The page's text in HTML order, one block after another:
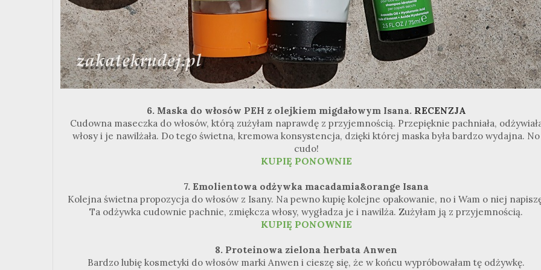
6. Maska do włosów PEH z olejkiem migdałowym Isana. RECENZJA
Cudowna maseczka do włosów, którą zużyłam naprawdę z przyjemnością. Przepięknie pachniała,
włosy i je nawilżała. Do tego świetna, kremowa konsystencja, dzięki której maska była bardzo wydajna. No
cudo!
KUPIĘ PONOWNIE
7. Emolientowa odżywka macadamia&orange Isana
Kolejna świetna propozycja do włosów z Isany. Na pewno kupię kolejne opakowanie, no i Wam o niej
Ta odżywka cudownie pachnie, zmiękcza włosy, wygładza je i nawilża. Zużyłam ją z przyjemnością.
KUPIĘ PONOWNIE
8. Proteinowa zielona herbata Anwen
Bardzo lubię kosmetyki do włosów marki Anwen i cieszę się, że w końcu wypróbowałam tę odżywkę.